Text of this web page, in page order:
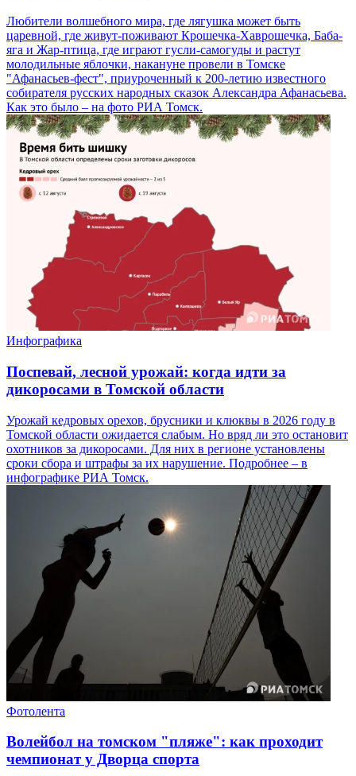
Любители волшебного мира, где лягушка может быть
царевной, где живут-поживают Крошечка-Хаврошечка, Баба-
яга и Жар-птица, где играют гусли-самогуды и растут
молодильные яблочки, накануне провели в Томске
"Афанасьев-фест", приуроченный к 200-летию известного
собирателя русских народных сказок Александра Афанасьева.
Как это было – на фото РИА Томск.
Инфографика
Поспевай, лесной урожай: когда идти за
дикоросами в Томской области
Урожай кедровых орехов, брусники и клюквы в 2026 году в
Томской области ожидается слабым. Но вряд ли это остановит
охотников за дикоросами. Для них в регионе установлены
сроки сбора и штрафы за их нарушение. Подробнее – в
инфографике РИА Томск.
Фотолента
Волейбол на томском "пляже": как проходит
чемпионат у Дворца спорта